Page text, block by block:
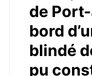
de
bord
blindé
pu